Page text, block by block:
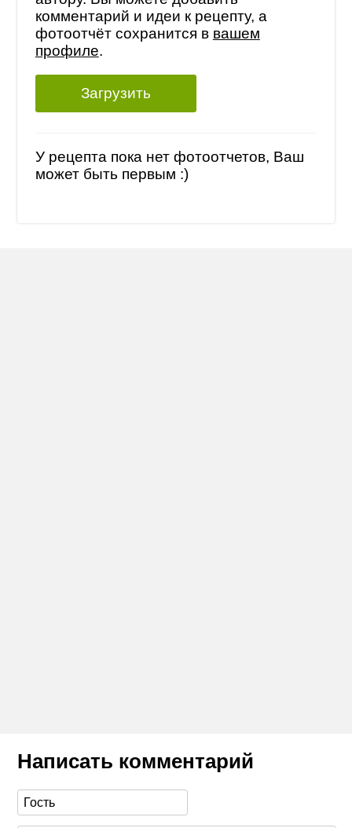
комментарий и идеи к рецепту, а
фотоотчёт сохранится в вашем
профиле.
Загрузить
У рецепта пока нет фотоотчетов, Ваш
может быть первым :)
Написать комментарий